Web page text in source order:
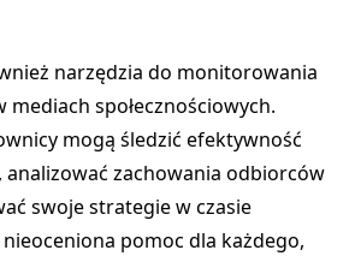
narzędzia do monitorowania
mediach społecznościowych.
mogą śledzić efektywność
zachowania odbiorców
swoje strategie w czasie
pomoc dla każdego,